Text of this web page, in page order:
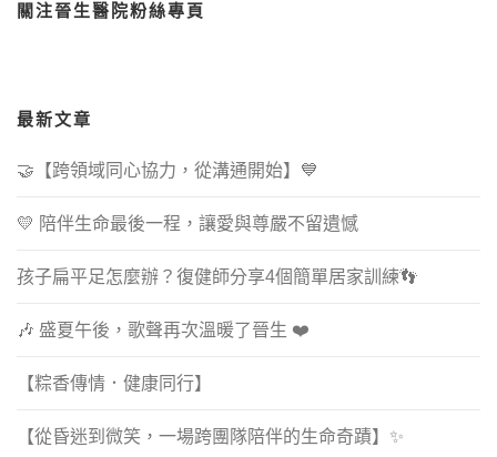
關注晉生醫院粉絲專頁
最新文章
🤝【跨領域同心協力，從溝通開始】💙
💛 陪伴生命最後一程，讓愛與尊嚴不留遺憾
孩子扁平足怎麼辦？復健師分享4個簡單居家訓練👣
🎶 盛夏午後，歌聲再次溫暖了晉生 ❤️
【粽香傳情．健康同行】
【從昏迷到微笑，一場跨團隊陪伴的生命奇蹟】✨